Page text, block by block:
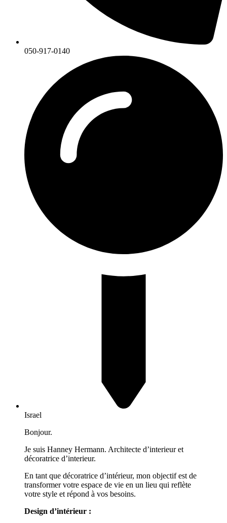
050-917-0140
Israel
Bonjour.
Je suis Hanney Hermann. Architecte d’interieur et
décoratrice d’interieur.
En tant que décoratrice d’intérieur, mon objectif est de
transformer votre espace de vie en un lieu qui reflète
votre style et répond à vos besoins.
Design d’intérieur :